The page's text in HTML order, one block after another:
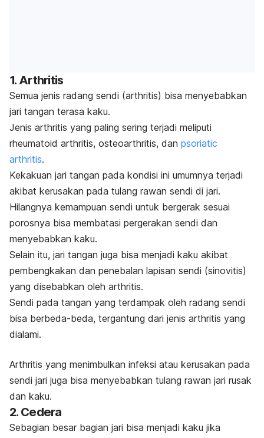
1. Arthritis
Semua jenis radang sendi (arthritis) bisa menyebabkan
jari tangan terasa kaku.
Jenis arthritis yang paling sering terjadi meliputi
rheumatoid arthritis, osteoarthritis, dan psoriatic
arthritis.
Kekakuan jari tangan pada kondisi ini umumnya terjadi
akibat kerusakan pada tulang rawan sendi di jari.
Hilangnya kemampuan sendi untuk bergerak sesuai
porosnya bisa membatasi pergerakan sendi dan
menyebabkan kaku.
Selain itu, jari tangan juga bisa menjadi kaku akibat
pembengkakan dan penebalan lapisan sendi (sinovitis)
yang disebabkan oleh arthritis.
Sendi pada tangan yang terdampak oleh radang sendi
bisa berbeda-beda, tergantung dari jenis arthritis yang
dialami.
Arthritis yang menimbulkan infeksi atau kerusakan pada
sendi jari juga bisa menyebabkan tulang rawan jari rusak
dan kaku.
2. Cedera
Sebagian besar bagian jari bisa menjadi kaku jika